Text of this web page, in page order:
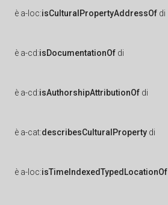
è a-loc:isCulturalPropertyAddressOf di
è a-cd:isDocumentationOf di
è a-cd:isAuthorshipAttributionOf di
è a-cat:describesCulturalProperty di
è a-loc:isTimeIndexedTypedLocationOf